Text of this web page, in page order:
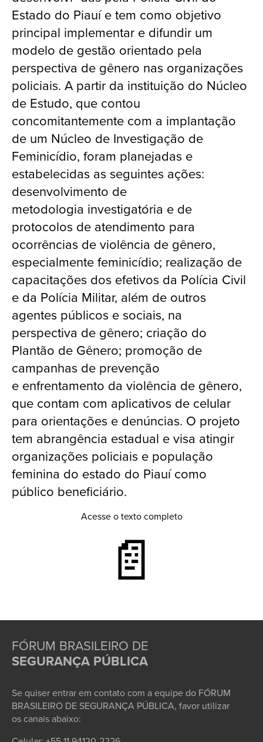
Estado do Piauí e tem como objetivo
principal implementar e difundir um
modelo de gestão orientado pela
perspectiva de gênero nas organizações
policiais. A partir da instituição do Núcleo
de Estudo, que contou
concomitantemente com a implantação
de um Núcleo de Investigação de
Feminicídio, foram planejadas e
estabelecidas as seguintes ações:
desenvolvimento de
metodologia investigatória e de
protocolos de atendimento para
ocorrências de violência de gênero,
especialmente feminicídio; realização de
capacitações dos efetivos da Polícia Civil
e da Polícia Militar, além de outros
agentes públicos e sociais, na
perspectiva de gênero; criação do
Plantão de Gênero; promoção de
campanhas de prevenção
e enfrentamento da violência de gênero,
que contam com aplicativos de celular
para orientações e denúncias. O projeto
tem abrangência estadual e visa atingir
organizações policiais e população
feminina do estado do Piauí como
público beneficiário.
Acesse o texto completo
📄
FÓRUM BRASILEIRO DE
SEGURANÇA PÚBLICA
Se quiser entrar em contato com a equipe do FÓRUM
BRASILEIRO DE SEGURANÇA PÚBLICA, favor utilizar
os canais abaixo: